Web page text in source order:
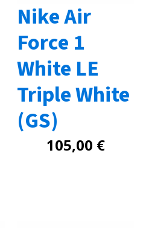
Nike Air
Force 1
White LE
Triple White
(GS)
105,00 €